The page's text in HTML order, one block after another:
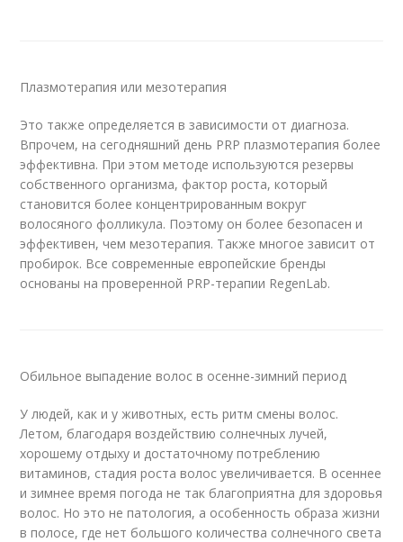
Плазмотерапия или мезотерапия
Это также определяется в зависимости от диагноза.
Впрочем, на сегодняшний день PRP плазмотерапия более
эффективна. При этом методе используются резервы
собственного организма, фактор роста, который
становится более концентрированным вокруг
волосяного фолликула. Поэтому он более безопасен и
эффективен, чем мезотерапия. Также многое зависит от
пробирок. Все современные европейские бренды
основаны на проверенной PRP-терапии RegenLab.
Обильное выпадение волос в осенне-зимний период
У людей, как и у животных, есть ритм смены волос.
Летом, благодаря воздействию солнечных лучей,
хорошему отдыху и достаточному потреблению
витаминов, стадия роста волос увеличивается. В осеннее
и зимнее время погода не так благоприятна для здоровья
волос. Но это не патология, а особенность образа жизни
в полосе, где нет большого количества солнечного света